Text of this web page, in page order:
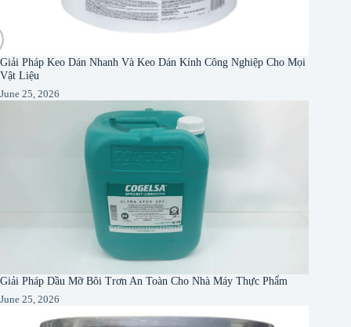
Giải Pháp Keo Dán Nhanh Và Keo Dán Kính Công Nghiệp Cho Mọi
Vật Liệu
June 25, 2026
Giải Pháp Dầu Mỡ Bôi Trơn An Toàn Cho Nhà Máy Thực Phẩm
June 25, 2026